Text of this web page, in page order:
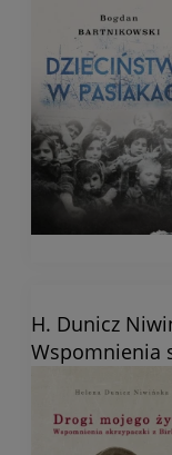
H. Dunicz
Wspomnienia